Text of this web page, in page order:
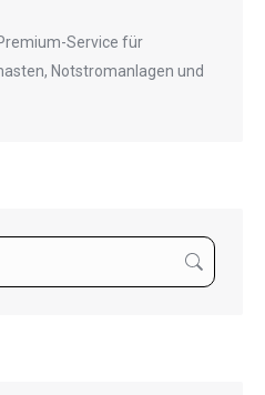
Service für
Notstromanlagen und